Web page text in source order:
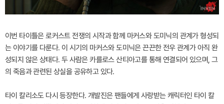
이번 타이틀은 로커스트 전쟁의 시작과 함께 마커스와 도미닉의 관계가 형성되
는 이야기를 다룬다. 이 시기의 마커스와 도미닉은 끈끈한 전우 관계가 아직 완
성되지 않은 상태다. 두 사람은 카를로스 산티아고를 통해 연결되어 있으며, 그
의 죽음과 관련된 상실을 공유하고 있다.
타이 칼리소도 다시 등장한다. 개발진은 팬들에게 사랑받는 캐릭터인 타이 칼